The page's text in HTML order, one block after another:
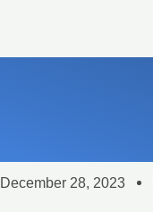
December 28, 2023